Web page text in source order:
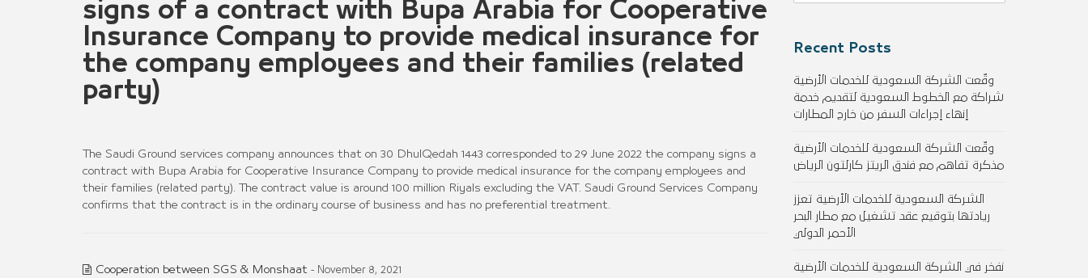
signs of a contract with Bupa Arabia for Cooperative
Insurance Company to provide medical insurance for
the company employees and their families (related
party)
The Saudi Ground services company announces that on 30 DhulQedah 1443 corresponded to 29 June 2022 the company signs a
contract with Bupa Arabia for Cooperative Insurance Company to provide medical insurance for the company employees and
their families (related party). The contract value is around 100 million Riyals excluding the VAT. Saudi Ground Services Company
confirms that the contract is in the ordinary course of business and has no preferential treatment.
Cooperation between SGS & Monshaat - November 8, 2021
Recent Posts
وقّعت الشركة السعودية للخدمات الأرضية
شراكة مع الخطوط السعودية لتقديم خدمة
إنهاء إجراءات السفر من خارج المطارات
وقّعت الشركة السعودية للخدمات الأرضية
مذكرة تفاهم مع فندق الريتز كارلتون الرياض
الشركة السعودية للخدمات الأرضية تعزز
ريادتها بتوقيع عقد تشغيل مع مطار البحر
الأحمر الدولي
نفخر في الشركة السعودية للخدمات الأرضية